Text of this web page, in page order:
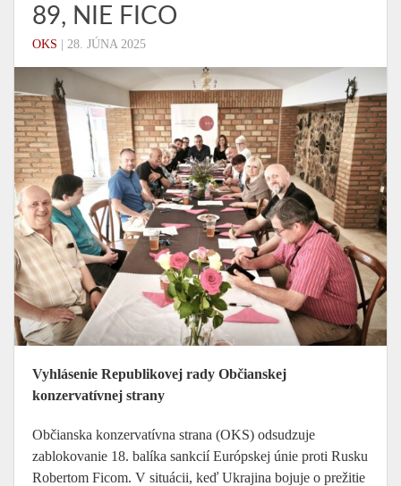
89, NIE FICO
OKS 28. JÚNA 2025
Vyhlásenie Republikovej rady Občianskej
konzervatívnej strany
Občianska konzervatívna strana (OKS) odsudzuje
zablokovanie 18. balíka sankcií Európskej únie proti Rusku
Robertom Ficom. V situácii, keď Ukrajina bojuje o prežitie